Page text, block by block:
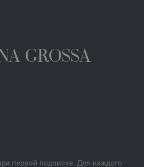
первой подписке. Для каждого